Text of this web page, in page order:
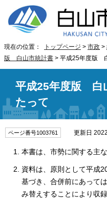
現在の位置： トップページ > 市政 >
版 白山市統計書 > 平成25年度版
平成25年度版 白
たって
ページ番号1003761 更新日
本書は、市勢に関する主
資料は、原則として平成
基づき、合併前にあって
み替えすることにより収